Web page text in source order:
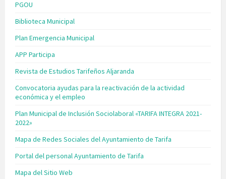
PGOU
Biblioteca Municipal
Plan Emergencia Municipal
APP Participa
Revista de Estudios Tarifeños Aljaranda
Convocatoria ayudas para la reactivación de la actividad
económica y el empleo
Plan Municipal de Inclusión Sociolaboral «TARIFA INTEGRA 2021-
2022»
Mapa de Redes Sociales del Ayuntamiento de Tarifa
Portal del personal Ayuntamiento de Tarifa
Mapa del Sitio Web